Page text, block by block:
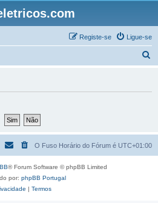
Ligue-se
Registe-se
a
O Fuso Horário do Fórum é UTC+01:00
® Forum Software © phpBB Limited
por: phpBB Portugal
| Termos